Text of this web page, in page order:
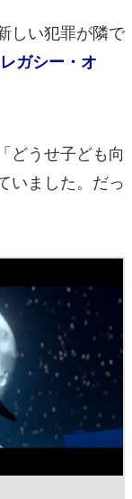
しい犯罪が隣で
ガシー・オ
どうせ子ども向
いました。だっ